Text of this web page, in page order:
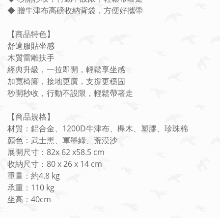
◆ 贈牛津布高磅收納背袋，方便好攜帶
【商品特色】
舒適服貼坐感
木質雷雕扶手
經典升級，一拉即開，輕鬆享坐感
加寬椅腳，接地更廣，支撐更穩固
秒開秒收，行動不設限，輕鬆帶著走
【商品規格】
材質：鋁合金、1200D牛津布、櫸木、塑膠、珍珠棉
顏色：武士黑、軍墨綠、荒漠沙
展開尺寸：82x 62 x58.5 cm
收納尺寸：80 x 26 x 14 cm
重量：約4.8 kg
承重：110 kg
坐高：40cm